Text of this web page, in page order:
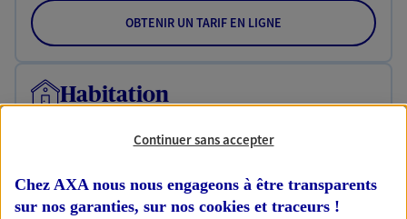
OBTENIR UN TARIF EN LIGNE
Habitation
contrat Ma Maison assure votre sérénité en
Découvrir l'offre Habitation
Continuer sans accepter
Chez AXA nous nous engageons à être transparents
sur nos garanties, sur nos cookies et traceurs !